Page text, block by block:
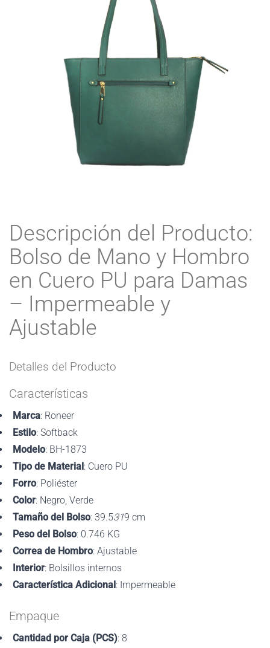
Descripción del Producto:
Bolso de Mano y Hombro
en Cuero PU para Damas
– Impermeable y
Ajustable
Detalles del Producto
Características
Marca: Roneer
Estilo: Softback
Modelo: BH-1873
Tipo de Material: Cuero PU
Forro: Poliéster
Color: Negro, Verde
Tamaño del Bolso: 39.5319 cm
Peso del Bolso: 0.746 KG
Correa de Hombro: Ajustable
Interior: Bolsillos internos
Característica Adicional: Impermeable
Empaque
Cantidad por Caja (PCS): 8